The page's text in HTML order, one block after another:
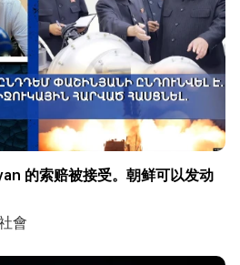
的索赔被接受。朝鲜可以发动
會